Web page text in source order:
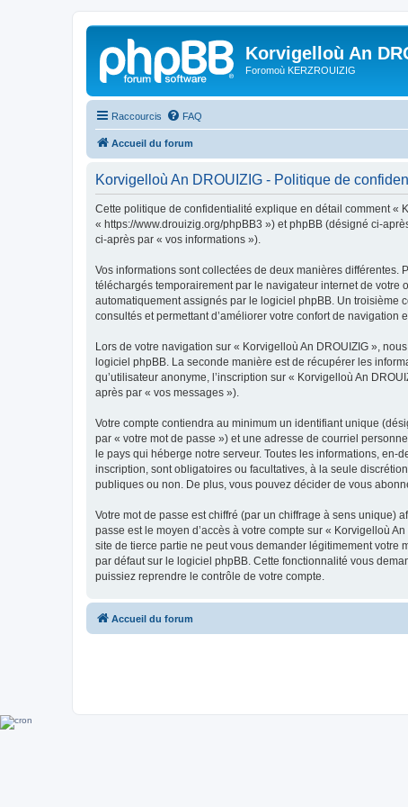
Korvigelloù An
Foromoù KERZROUIZIG
Raccourcis FAQ
Accueil du forum
Korvigelloù An DROUIZIG - Politique de
Cette politique de confidentialité explique en détail comment «
« https://www.drouizig.org/phpBB3 ») et phpBB (désigné ci-
ci-après par « vos informations »).
Vos informations sont collectées de deux manières
téléchargés temporairement par le navigateur internet de votre
automatiquement assignés par le logiciel phpBB. Un troisième
consultés et permettant d’améliorer votre confort de navigation
Lors de votre navigation sur « Korvigelloù An DROUIZIG »,
logiciel phpBB. La seconde manière est de récupérer les
qu’utilisateur anonyme, l’inscription sur « Korvigelloù An
après par « vos messages »).
Votre compte contiendra au minimum un identifiant unique
par « votre mot de passe ») et une adresse de courriel
le pays qui héberge notre serveur. Toutes les informations, en-
inscription, sont obligatoires ou facultatives, à la seule
publiques ou non. De plus, vous pouvez décider de vous
Votre mot de passe est chiffré (par un chiffrage à sens unique)
passe est le moyen d’accès à votre compte sur « Korvigelloù
site de tierce partie ne peut vous demander légitimement votre
par défaut sur le logiciel phpBB. Cette fonctionnalité vous
puissiez reprendre le contrôle de votre compte.
Accueil du forum